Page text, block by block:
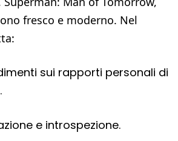
fresco e moderno. Nel
sui rapporti personali di
e introspezione.